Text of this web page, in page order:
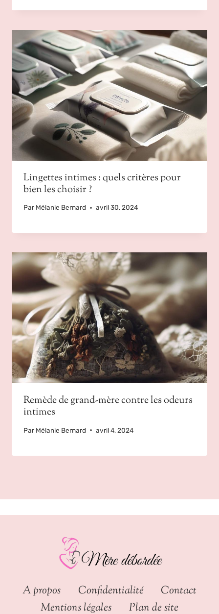
Lingettes intimes : quels critères pour
bien les choisir ?
Par Mélanie Bernard avril 30, 2024
Remède de grand-mère contre les odeurs
intimes
Par Mélanie Bernard avril 4, 2024
A propos Confidentialité
Contact
Mentions légales
Plan de site